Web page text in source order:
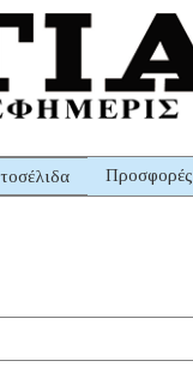
Προσφορές